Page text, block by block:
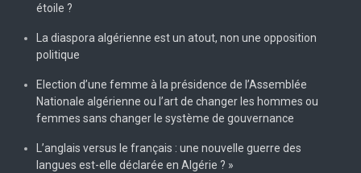
étoile ?
La diaspora algérienne est un atout, non une opposition
politique
Election d’une femme à la présidence de l’Assemblée
Nationale algérienne ou l’art de changer les hommes ou
femmes sans changer le système de gouvernance
L’anglais versus le français : une nouvelle guerre des
langues est-elle déclarée en Algérie ? »